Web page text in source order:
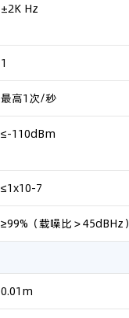
±2K Hz
1
最高1次/秒
≤-110dBm
≤1x10-7
≥99%（载噪比＞45dBHz）
0.01m